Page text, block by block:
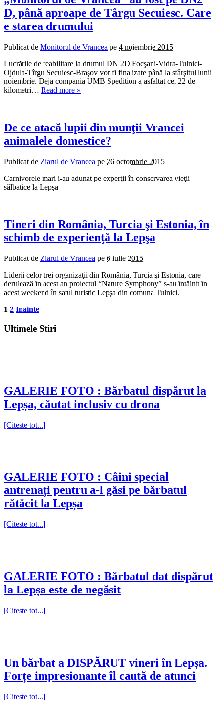
D, până aproape de Târgu Secuiesc. Care
e starea drumului
Publicat de Monitorul de Vrancea pe 4 noiembrie 2015
Lucrările de reabilitare la drumul DN 2D Focşani-Vidra-Tulnici-
Ojdula-Tîrgu Secuiesc-Braşov vor fi finalizate până la sfârşitul lunii
noiembrie. Deja compania UMB Spedition a asfaltat cei 22 de
kilometri… Read more »
De ce atacă lupii din munţii Vrancei
animalele domestice?
Publicat de Ziarul de Vrancea pe 26 octombrie 2015
Carnivorele mari i-au adunat pe experţii în conservarea vieţii
sălbatice la Lepşa
Tineri din România, Turcia şi Estonia, în
schimb de experienţă la Lepşa
Publicat de Ziarul de Vrancea pe 6 iulie 2015
Liderii celor trei organizaţii din România, Turcia şi Estonia, care
derulează în acest an proiectul “Nature Symphony” s-au întâlnit în
acest weekend în satul turistic Lepşa din comuna Tulnici.
1 2 Inainte
Ultimele Stiri
GALERIE FOTO : Bărbatul dispărut la
Lepșa, căutat inclusiv cu drona
[Citeste tot...]
GALERIE FOTO : Câini special
antrenați pentru a-l găsi pe bărbatul
rătăcit la Lepșa
[Citeste tot...]
GALERIE FOTO : Bărbatul dat dispărut
la Lepșa este de negăsit
[Citeste tot...]
Un bărbat a DISPĂRUT vineri în Lepșa.
Forțe impresionante îl caută de atunci
[Citeste tot...]